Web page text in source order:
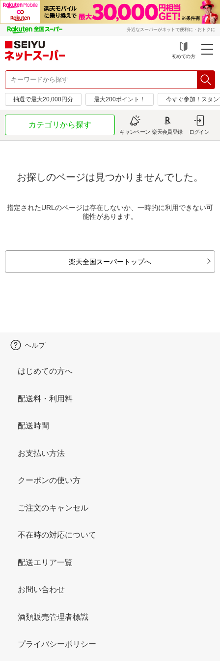
身近なスーパーがネットで便利に・おトクに
初めての方
抽選で最大20,000円分 最大200ポイント！ 今すぐ参加！スタ
カテゴリから探す
キャンペーン 楽天会員登録 ログイン
お探しのページは見つかりませんでした。
指定されたURLのページは存在しないか、一時的に利用できない可
能性があります。
楽天全国スーパートップへ
ヘルプ
はじめての方へ
配送料・利用料
配送時間
お支払い方法
クーポンの使い方
ご注文のキャンセル
不在時の対応について
配送エリア一覧
お問い合わせ
酒類販売管理者標識
プライバシーポリシー